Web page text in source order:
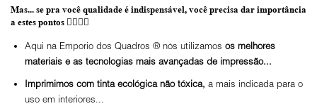
Mas... se pra você qualidade é indispensável, você precisa dar importância
a estes pontos 👇🏼👇🏼
Aqui na Emporio dos Quadros ® nós utilizamos os melhores
materiais e as tecnologias mais avançadas de impressão...
Imprimimos com tinta ecológica não tóxica, a mais indicada para o
uso em interiores...